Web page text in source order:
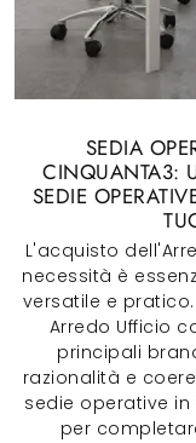
SEDIA
CINQUANTA3:
SEDIE
L'acquisto
necessità è
versatile e
Arredo Ufficio
principali
razionalità e
sedie operative
per